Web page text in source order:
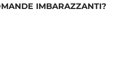
IMBARAZZANTI?